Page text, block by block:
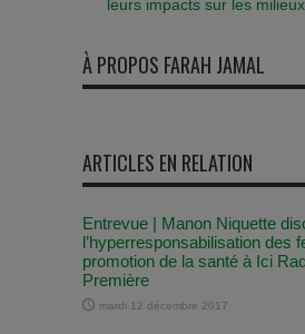
leurs impacts sur les
À PROPOS FARAH JAMAL
ARTICLES EN RELATION
Entrevue | Manon Niquette
l’hyperresponsabilisation des
promotion de la santé à Ici
Première
mardi 12 décembre 2017